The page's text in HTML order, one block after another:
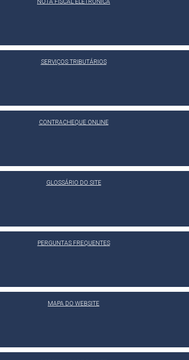
NOTA FISCAL ELETRÔNICA
SERVIÇOS TRIBUTÁRIOS
CONTRACHEQUE ONLINE
GLOSSÁRIO DO SITE
PERGUNTAS FREQUENTES
MAPA DO WEBSITE